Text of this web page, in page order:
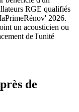
RGE qualifiés
2026.
un acousticien ou
de l'unité
de